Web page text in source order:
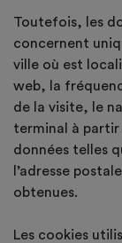
Toutefois, les
concernent
ville où est
web, la
de la visite, le
terminal à partir
données telles
l’adresse
obtenues.
Les cookies